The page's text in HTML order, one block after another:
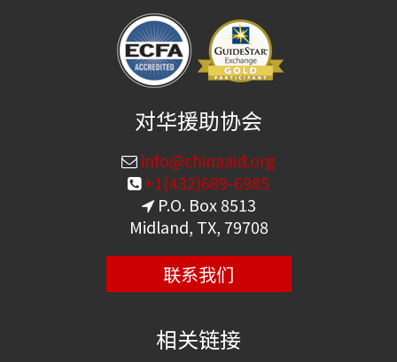
对华援助协会
info@chinaaid.org
+1(432)689-6985
P.O. Box 8513
Midland, TX, 79708
联系我们
相关链接